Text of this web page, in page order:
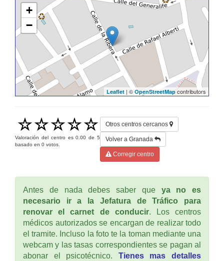
+
−
Leaflet | © OpenStreetMapcontributors
Valoración del centro es0.00 de5
basado en 0 votos.
Otros centros cercanos
Volver a Granada
Corregir centro
Antes de nada debes saber que ya no es
necesario ir a la Jefatura de Tráfico para
renovar el carnet de conducir. Los centros
médicos autorizados se encargan de realizar todo
el tramite. Incluso la foto te la toman mediante una
webcam y las tasas correspondientes se pagan al
abonar el psicotécnico. Tienes mas detalles